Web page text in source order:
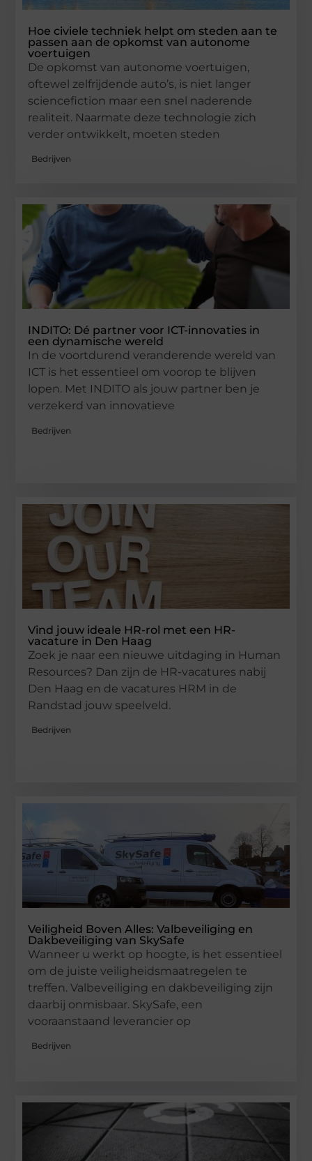
Hoe civiele techniek helpt om steden aan te
passen aan de opkomst van autonome
voertuigen
De opkomst van autonome voertuigen,
oftewel zelfrijdende auto’s, is niet langer
sciencefiction maar een snel naderende
realiteit. Naarmate deze technologie zich
verder ontwikkelt, moeten steden
Bedrijven
INDITO: Dé partner voor ICT-innovaties in
een dynamische wereld
In de voortdurend veranderende wereld van
ICT is het essentieel om voorop te blijven
lopen. Met INDITO als jouw partner ben je
verzekerd van innovatieve
Bedrijven
Vind jouw ideale HR-rol met een HR-
vacature in Den Haag
Zoek je naar een nieuwe uitdaging in Human
Resources? Dan zijn de HR-vacatures nabij
Den Haag en de vacatures HRM in de
Randstad jouw speelveld.
Bedrijven
Veiligheid Boven Alles: Valbeveiliging en
Dakbeveiliging van SkySafe
Wanneer u werkt op hoogte, is het essentieel
om de juiste veiligheidsmaatregelen te
treffen. Valbeveiliging en dakbeveiliging zijn
daarbij onmisbaar. SkySafe, een
vooraanstaand leverancier op
Bedrijven